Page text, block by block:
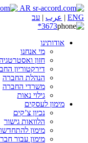
ENG
| عرب | עב
3673*
אודותינו
מי אנחנו
חזון
דירקטוריון
הנהלת החברה
משרדי החברה
גילוי נאות
מימון לעסקים
נכיון צ’קים
הלוואות גישור
מימון
מימון עבור